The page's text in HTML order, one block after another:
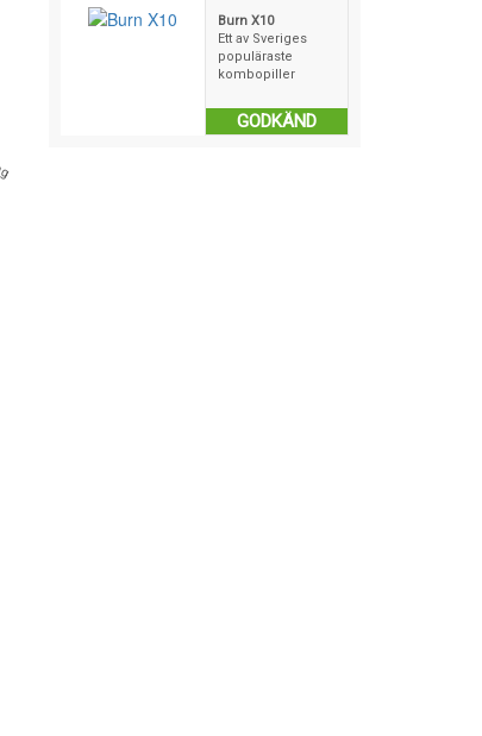
Burn X10
Ett av Sveriges
populäraste
kombopiller
GODKÄND